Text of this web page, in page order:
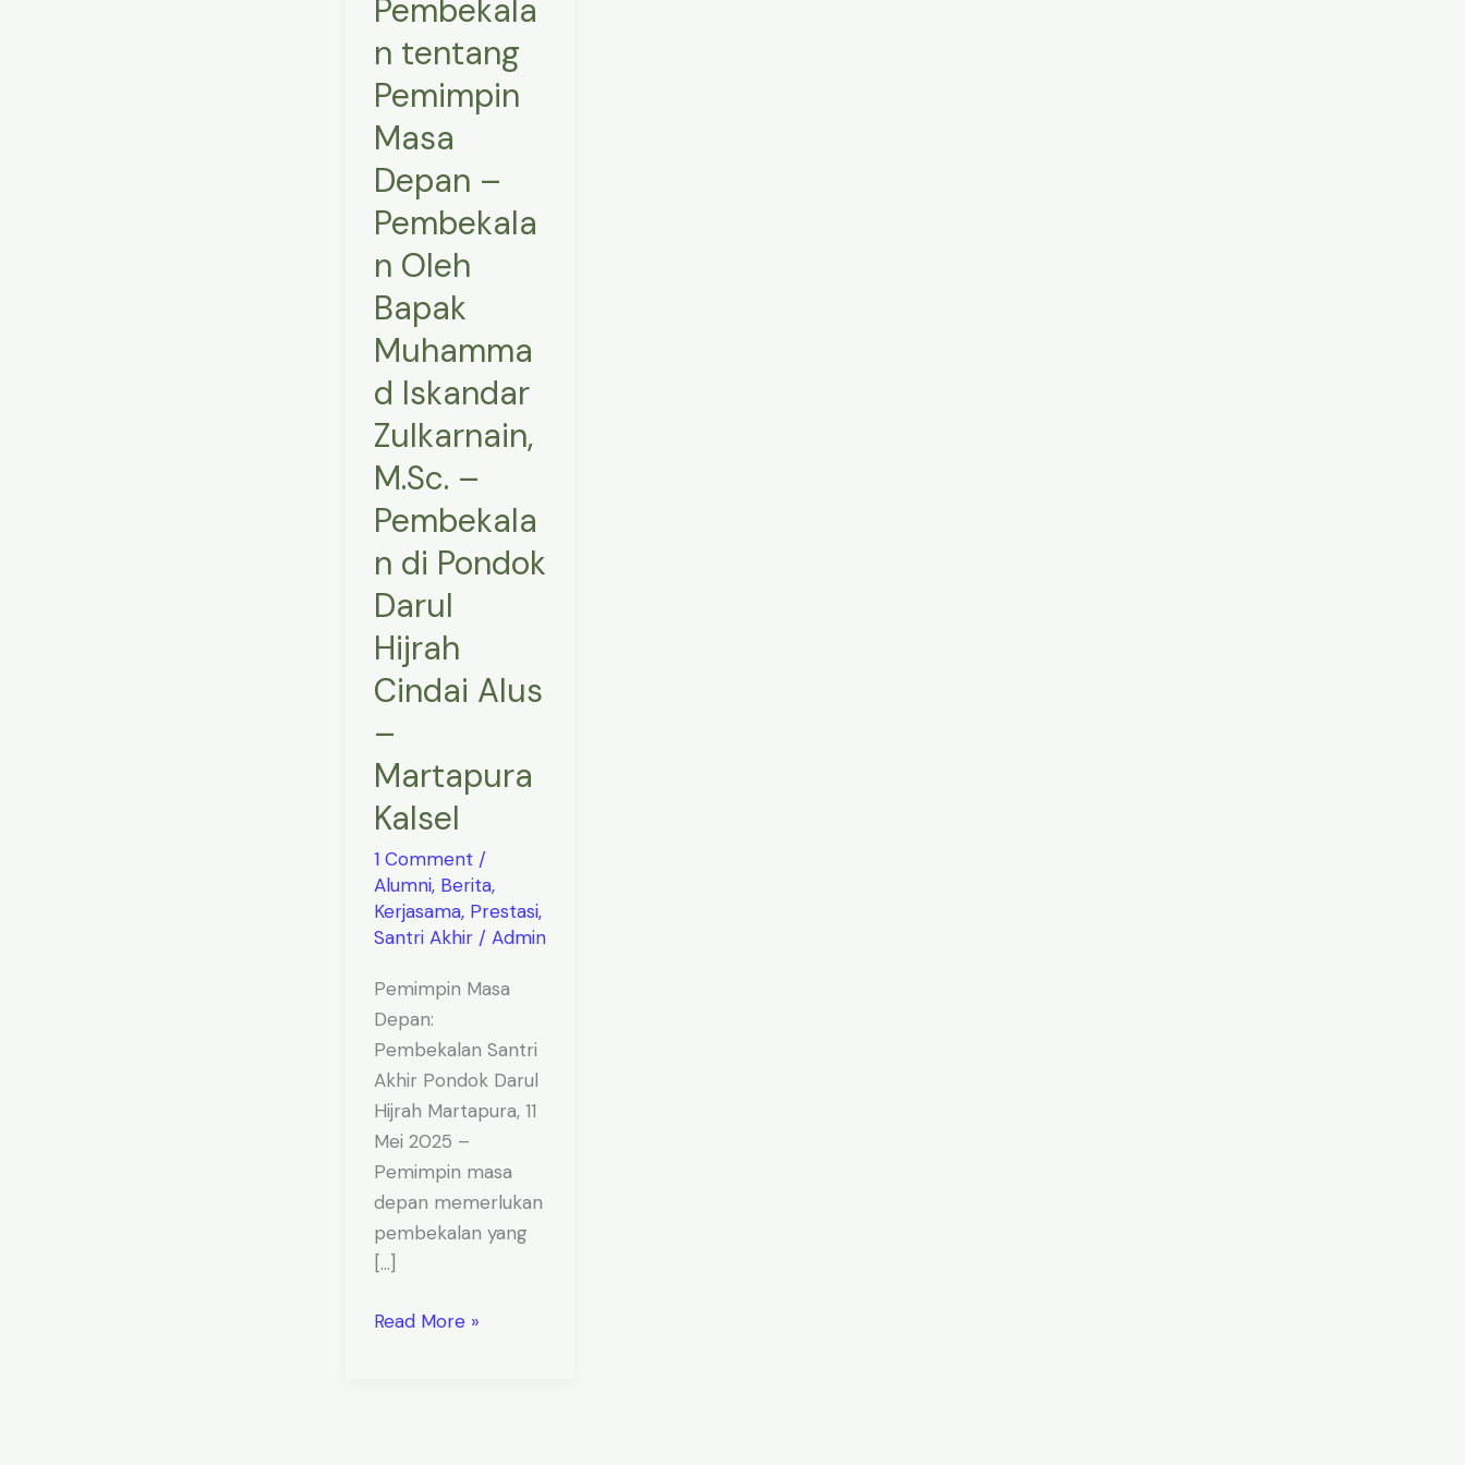
Pembekala
n tentang
Pemimpin
Masa
Depan –
Pembekala
n Oleh
Bapak
Muhamma
d Iskandar
Zulkarnain,
M.Sc. –
Pembekala
n di Pondok
Darul
Hijrah
Cindai Alus
–
Martapura
Kalsel
1 Comment /
Alumni, Berita,
Kerjasama, Prestasi,
Santri Akhir/ Admin
Pemimpin Masa
Depan:
Pembekalan Santri
Akhir Pondok Darul
Hijrah Martapura, 11
Mei 2025 –
Pemimpin masa
depan memerlukan
pembekalan yang
[…]
Oleh
Bapak
Muhammad
Iskandar
Zulkarnain,
M.Sc.
Pembekalan
di
Pondok
Darul
Hijrah
Cindai
Alus
–
Martapura
Kalsel
Read More »